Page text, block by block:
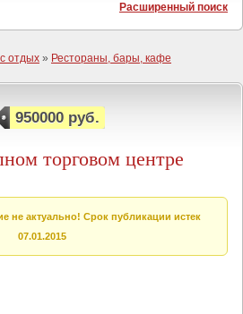
Расширенный поиск
отдых » Рестораны, бары, кафе
950000 руб.
торговом центре
не актуально! Срок публикации истек
07.01.2015